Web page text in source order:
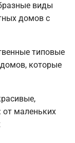
виды
домов с
типовые
которые
маленьких